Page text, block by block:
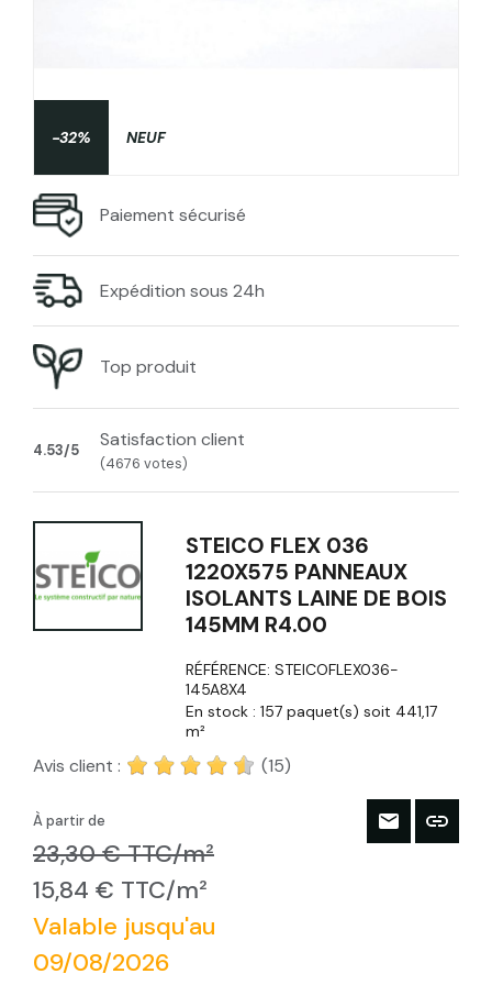
-32% NEUF
Paiement sécurisé
Expédition sous 24h
Top produit
4.53/5 Satisfaction client
(4676 votes)
STEICO FLEX 036
1220X575 PANNEAUX
ISOLANTS LAINE DE BOIS
145MM R4.00
RÉFÉRENCE:STEICOFLEX036-
145A8X4
En stock :157 paquet(s) soit 441,17
m²
Avis client : (15)
À partir de
23,30 € TTC/m²
15,84 € TTC/m²
Valable jusqu'au
09/08/2026